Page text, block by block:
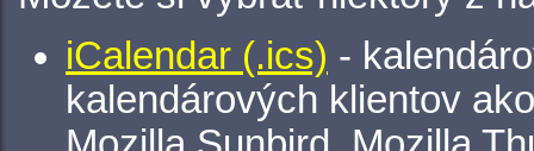
iCalendar (.ics) -
kalendárových klientov